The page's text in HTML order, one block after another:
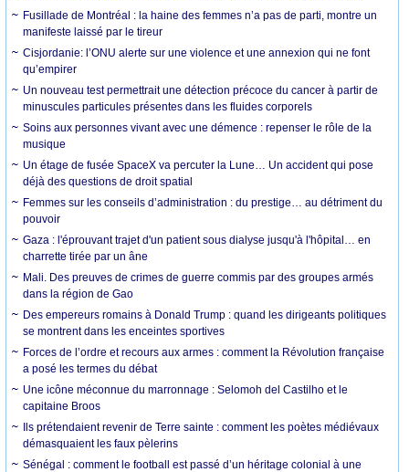
Fusillade de Montréal : la haine des femmes n’a pas de parti, montre un
manifeste laissé par le tireur
Cisjordanie: l’ONU alerte sur une violence et une annexion qui ne font
qu’empirer
Un nouveau test permettrait une détection précoce du cancer à partir de
minuscules particules présentes dans les fluides corporels
Soins aux personnes vivant avec une démence : repenser le rôle de la
musique
Un étage de fusée SpaceX va percuter la Lune… Un accident qui pose
déjà des questions de droit spatial
Femmes sur les conseils d’administration : du prestige… au détriment du
pouvoir
Gaza : l'éprouvant trajet d'un patient sous dialyse jusqu'à l'hôpital… en
charrette tirée par un âne
Mali. Des preuves de crimes de guerre commis par des groupes armés
dans la région de Gao
Des empereurs romains à Donald Trump : quand les dirigeants politiques
se montrent dans les enceintes sportives
Forces de l’ordre et recours aux armes : comment la Révolution française
a posé les termes du débat
Une icône méconnue du marronnage : Selomoh del Castilho et le
capitaine Broos
Ils prétendaient revenir de Terre sainte : comment les poètes médiévaux
démasquaient les faux pèlerins
Sénégal : comment le football est passé d’un héritage colonial à une